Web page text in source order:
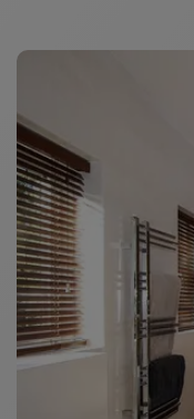
KERDI-LINE är en
systemen som
Fuktklasserna
europeiskt
KERDI-LINE är CE-
Profilramens
pulverlackerat
höjdoberoende
ISchlüter-KERDI-
och förhindrar
uttorkning av
befintliga